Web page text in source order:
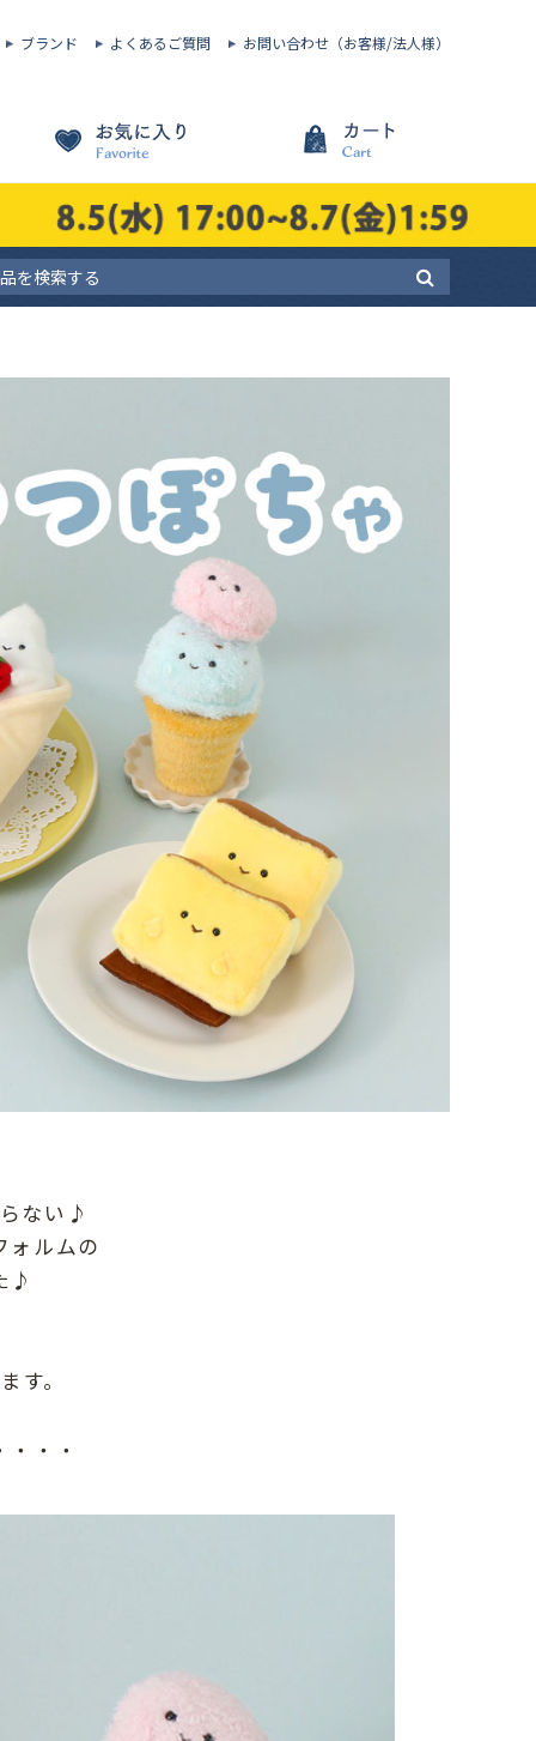
ブランド よくあるご質問 お問い合わせ（お客様/法人様）
ない♪
ォルムの
♪
す。
・・